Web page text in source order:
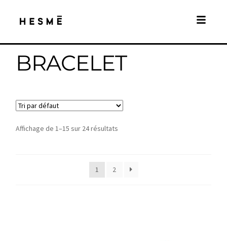
BRACELET
Affichage de 1–15 sur 24 résultats
1 2